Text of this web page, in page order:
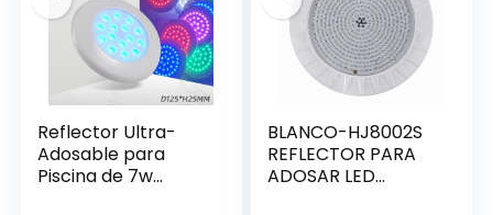
Reflector Ultra-
Adosable para
Piscina de 7w
BLANCO-HJ8002S
REFLECTOR PARA
ADOSAR LED